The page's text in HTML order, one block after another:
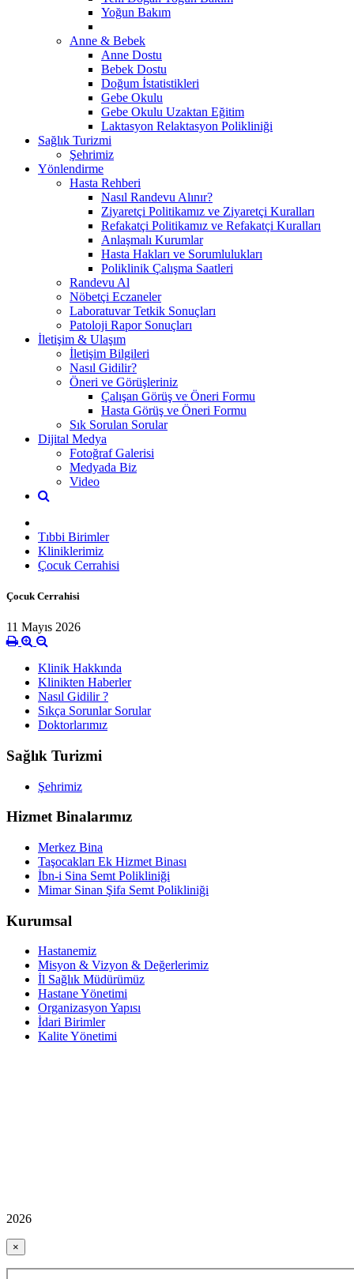
Yoğun Bakım
Anne & Bebek
Anne Dostu
Bebek Dostu
Doğum İstatistikleri
Gebe Okulu
Gebe Okulu Uzaktan Eğitim
Laktasyon Relaktasyon Polikliniği
Sağlık Turizmi
Şehrimiz
Yönlendirme
Hasta Rehberi
Nasıl Randevu Alınır?
Ziyaretçi Politikamız ve Ziyaretçi Kuralları
Refakatçi Politikamız ve Refakatçi Kuralları
Anlaşmalı Kurumlar
Hasta Hakları ve Sorumlulukları
Poliklinik Çalışma Saatleri
Randevu Al
Nöbetçi Eczaneler
Laboratuvar Tetkik Sonuçları
Patoloji Rapor Sonuçları
İletişim & Ulaşım
İletişim Bilgileri
Nasıl Gidilir?
Öneri ve Görüşleriniz
Çalışan Görüş ve Öneri Formu
Hasta Görüş ve Öneri Formu
Sık Sorulan Sorular
Dijital Medya
Fotoğraf Galerisi
Medyada Biz
Video
Tıbbi Birimler
Kliniklerimiz
Çocuk Cerrahisi
Çocuk Cerrahisi
11 Mayıs 2026
Klinik Hakkında
Klinikten Haberler
Nasıl Gidilir ?
Sıkça Sorunlar Sorular
Doktorlarımız
Sağlık Turizmi
Şehrimiz
Hizmet Binalarımız
Merkez Bina
Taşocakları Ek Hizmet Binası
İbn-i Sina Semt Polikliniği
Mimar Sinan Şifa Semt Polikliniği
Kurumsal
Hastanemiz
Misyon & Vizyon & Değerlerimiz
İl Sağlık Müdürümüz
Hastane Yönetimi
Organizasyon Yapısı
İdari Birimler
Kalite Yönetimi
2026
×